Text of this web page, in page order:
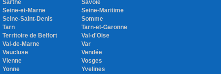
Sarthe
Savoie
Seine-et-Marne
Seine-Maritime
Seine-Saint-Denis
Somme
Tarn
Tarn-et-Garonne
Territoire de Belfort
Val-d'Oise
Val-de-Marne
Var
Vaucluse
Vendée
Vienne
Vosges
Yonne
Yvelines